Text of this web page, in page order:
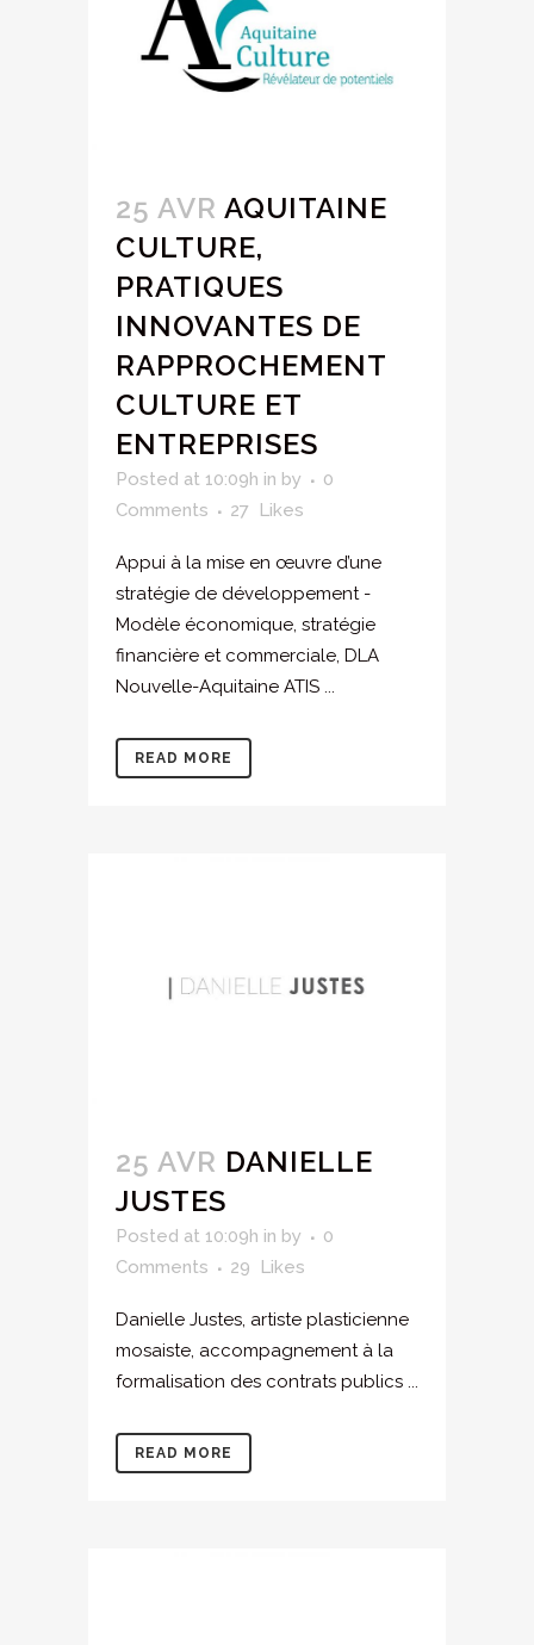
25 AVR AQUITAINE
CULTURE,
PRATIQUES
INNOVANTES DE
RAPPROCHEMENT
CULTURE ET
ENTREPRISES
Posted at 10:09h in by
0
Comments
27 Likes
Appui à la mise en œuvre d’une
stratégie de développement -
Modèle économique, stratégie
financière et commerciale, DLA
Nouvelle-Aquitaine ATIS ...
READ MORE
25 AVR DANIELLE
JUSTES
Posted at 10:09h in by
0
Comments
29 Likes
Danielle Justes, artiste plasticienne
mosaiste, accompagnement à la
formalisation des contrats publics ...
READ MORE